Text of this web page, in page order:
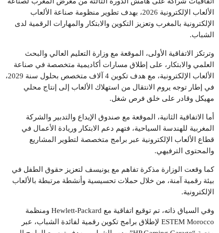
الألعاب الإلكترونية 2026، بهدف تطوير منظومة صناعة الألعاب
الإلكترونية بالمغرب وتعزيز التكوين والابتكار والمهارات الرقمية لدى
الشباب.
وترتكز الاتفاقية الأولى، الموقعة مع وزارة التعليم العالي والبحث
العلمي والابتكار، على إطلاق مسارات أكاديمية متخصصة في صناعة
الألعاب الإلكترونية، مع هدف تكوين 4 آلاف متخصص بحلول سنة 2029،
في إطار توجه يروم الانتقال من استهلاك الألعاب إلى إنتاج محلي
مهيكل وقادر على خلق فرص شغل.
أما الاتفاقية الثانية، الموقعة مع صندوق الإيداع والتدبير والشركة
المغربية للهندسة السياحية، فتهم دعم الابتكار وريادة الأعمال في
قطاع الألعاب الإلكترونية عبر برامج متخصصة لتطوير المشاريع
والمحتوى الترفيهي.
كما وقعت الوزارة مذكرة تفاهم مع يونيسف لتعزيز حقوق الطفل في
بيئة رقمية آمنة، من خلال حملات تحسيسية وأنشطة مرتبطة بالألعاب
الإلكترونية.
وفي السياق ذاته، تم توقيع اتفاقية مع Hewlett-Packard ومنظمة
ESTEM Morocco لإطلاق برامج تكوين رقمية لفائدة الشباب، عبر